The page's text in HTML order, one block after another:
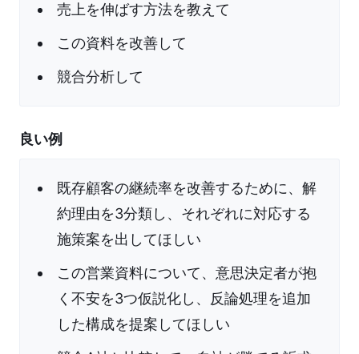
売上を伸ばす方法を教えて
この資料を改善して
競合分析して
良い例
既存顧客の継続率を改善するために、解
約理由を3分類し、それぞれに対応する
施策案を出してほしい
この営業資料について、意思決定者が抱
く不安を3つ仮説化し、反論処理を追加
した構成を提案してほしい